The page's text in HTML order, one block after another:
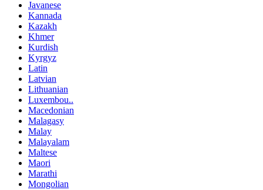
Javanese
Kannada
Kazakh
Khmer
Kurdish
Kyrgyz
Latin
Latvian
Lithuanian
Luxembou..
Macedonian
Malagasy
Malay
Malayalam
Maltese
Maori
Marathi
Mongolian